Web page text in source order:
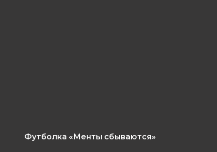
Футболка «Менты сбываются»